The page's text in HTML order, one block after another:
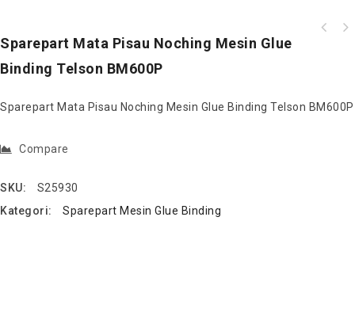
Sparepart Mata Pisau Noching Mesin Glue
Binding Telson BM600P
Sparepart Mata Pisau Noching Mesin Glue Binding Telson BM600P
Compare
SKU:
S25930
Kategori:
Sparepart Mesin Glue Binding